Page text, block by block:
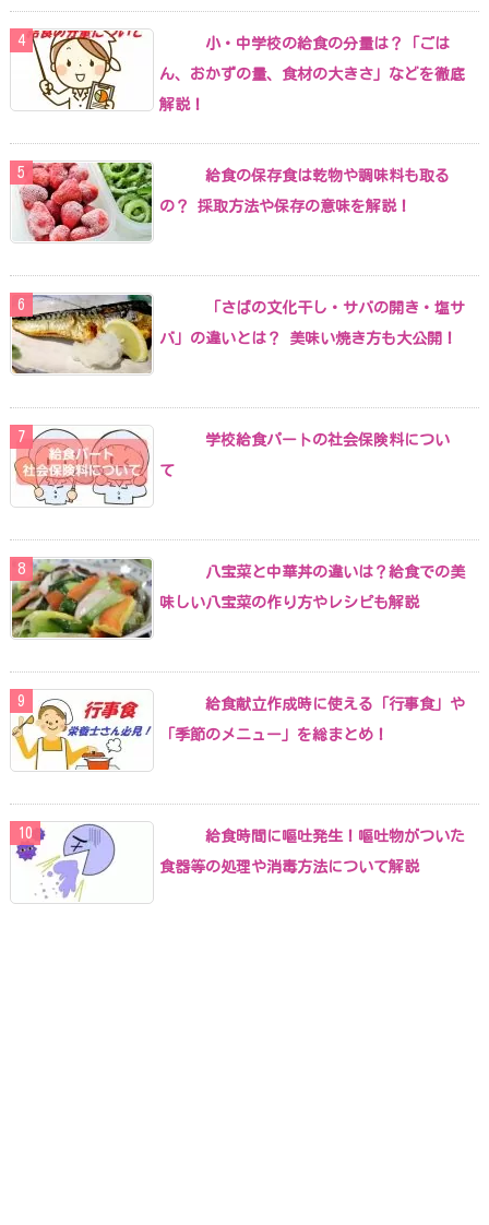
小・中学校の給食の分量は？「ごは
ん、おかずの量、食材の大きさ」などを徹底
解説！
給食の保存食は乾物や調味料も取る
の？ 採取方法や保存の意味を解説！
「さばの文化干し・サバの開き・塩サ
バ」の違いとは？ 美味い焼き方も大公開！
学校給食パートの社会保険料につい
て
八宝菜と中華丼の違いは？給食での美
味しい八宝菜の作り方やレシピも解説
給食献立作成時に使える「行事食」や
「季節のメニュー」を総まとめ！
給食時間に嘔吐発生！嘔吐物がついた
食器等の処理や消毒方法について解説